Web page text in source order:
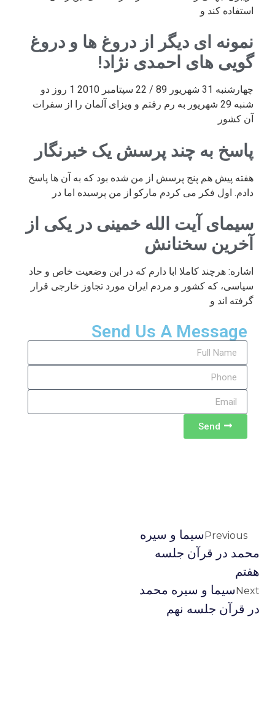
استفاده کند و
نمونه ای دیگر از دروغ ها و دروغ
گویی های احمدی نژاد!
چهارشنبه 31 شهریور 89 / 22 سپتامبر 2010 1 روز دو
شنبه 29 شهریور به رم رفتم و ویزای آلمان را از سفرات
آن کشور
پاسخ به چند پرسش یک خبرنگار
هفته پیش هم پنج پرسش از من شده بود که به آن ها پاسخ
دادم. اول فکر می کردم مارکو از من پرسیده اما در
سیمای آیت الله خمینی در یکی از
آخرین سخنانش
اشاره: هرچند کاملا ابا دارم که در این وضعیت خاص و حاد
سیاسی، که کشور و مردم ایران مورد تجاوز خارجی قرار
گرفته اند و
Send Us A Message
Send
Previous سيما و سيره
محمد در قرآن جلسه
هفتم
Next سيما و سيره محمد
در قرآن جلسه نهم